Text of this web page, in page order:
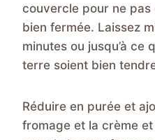
couvercle pour ne pas
bien fermée. Laissez
minutes ou jusqu’à ce
terre soient bien
Réduire en purée et
fromage et la crème